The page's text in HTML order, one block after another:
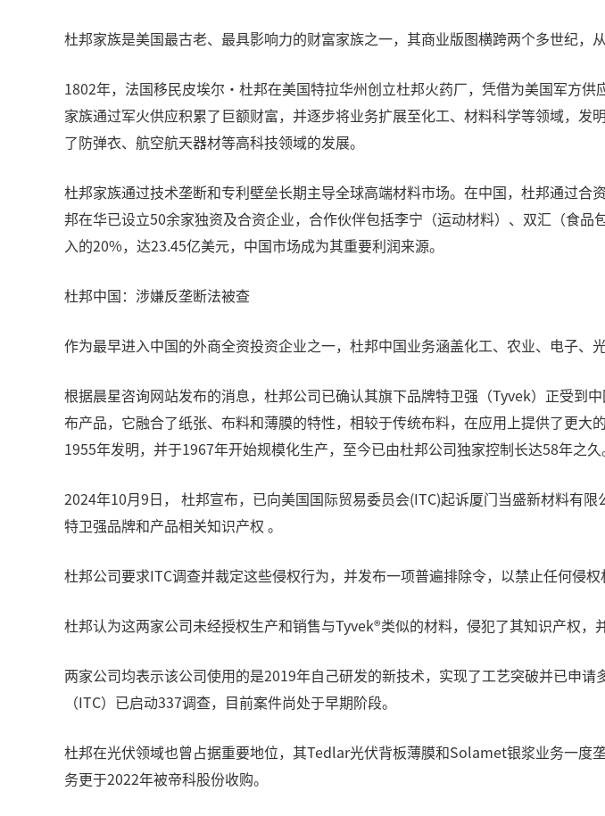
杜邦家族是美国最古老、最具影响力的财富家族之一，其商业版图横跨两个多世纪
1802年，法国移民皮埃尔·杜邦在美国特拉华州创立杜邦火药厂，凭借为美国军方
家族通过军火供应积累了巨额财富，并逐步将业务扩展至化工、材料科学等领域，
了防弹衣、航空航天器材等高科技领域的发展。
杜邦家族通过技术垄断和专利壁垒长期主导全球高端材料市场。在中国，杜邦通过
邦在华已设立50余家独资及合资企业，合作伙伴包括李宁（运动材料）、双汇（食
入的20%，达23.45亿美元，中国市场成为其重要利润来源。
杜邦中国：涉嫌反垄断法被查
作为最早进入中国的外商全资投资企业之一，杜邦中国业务涵盖化工、农业、电子、
根据晨星咨询网站发布的消息，杜邦公司已确认其旗下品牌特卫强（Tyvek）正受
布产品，它融合了纸张、布料和薄膜的特性，相较于传统布料，在应用上提供了更
1955年发明，并于1967年开始规模化生产，至今已由杜邦公司独家控制长达58年之久
2024年10月9日， 杜邦宣布，已向美国国际贸易委员会(ITC)起诉厦门当盛新材料有
特卫强品牌和产品相关知识产权 。
杜邦公司要求ITC调查并裁定这些侵权行为，并发布一项普遍排除令，以禁止任何侵
杜邦认为这两家公司未经授权生产和销售与Tyvek®类似的材料，侵犯了其知识产权，
两家公司均表示该公司使用的是2019年自己研发的新技术，实现了工艺突破并已申
（ITC）已启动337调查，目前案件尚处于早期阶段。
杜邦在光伏领域也曾占据重要地位，其Tedlar光伏背板薄膜和Solamet银浆业务一度
务更于2022年被帝科股份收购。